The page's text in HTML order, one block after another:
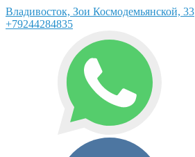
Владивосток, Зои Космодемьянской, 33
+79244284835